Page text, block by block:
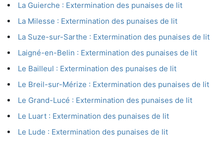
La Guierche : Extermination des punaises de lit
La Milesse : Extermination des punaises de lit
La Suze-sur-Sarthe : Extermination des punaises de lit
Laigné-en-Belin : Extermination des punaises de lit
Le Bailleul : Extermination des punaises de lit
Le Breil-sur-Mérize : Extermination des punaises de lit
Le Grand-Lucé : Extermination des punaises de lit
Le Luart : Extermination des punaises de lit
Le Lude : Extermination des punaises de lit